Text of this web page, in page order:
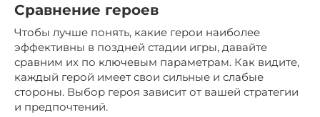
Сравнение героев
Чтобы лучше понять, какие герои наиболее
эффективны в поздней стадии игры, давайте
сравним их по ключевым параметрам. Как видите,
каждый герой имеет свои сильные и слабые
стороны. Выбор героя зависит от вашей стратегии
и предпочтений.